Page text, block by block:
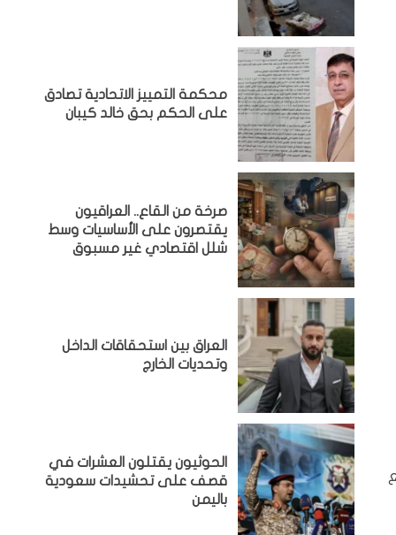
محكمة التمييز الاتحادية تصادق
على الحكم بحق خالد كيبان
صرخة من القاع.. العراقيون
يقتصرون على الأساسيات وسط
شلل اقتصادي غير مسبوق
‏العراق بين استحقاقات الداخل
وتحديات الخارج
الحوثيون يقتلون العشرات في
قصف على تحشيدات سعودية
باليمن